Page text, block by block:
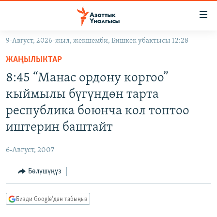
Навигацияга
өтүңүз
салыңыз
КЫРГЫЗСТАН
УКРАИНА
АТАЙЫН ИЛИКТӨӨ
БҮГҮН АЗАТТЫКТА
ЭКСПЕРТТЕР ТАЛДАЙТ
БИЗ ЖАНА ДҮЙНӨ
ПОДКАСТ
ӨЗГӨЧӨ ПИКИР
Русский
9-Август, 2026-жыл, жекшемби, Бишкек убактысы 12:28
ЖАҢЫЛЫКТАР
8:45 “Манас ордону коргоо”
кыймылы бүгүндөн тарта
республика боюнча кол топтоо
иштерин баштайт
6-Август, 2007
Бөлүшүңүз
Бизди Google'дан табыңыз